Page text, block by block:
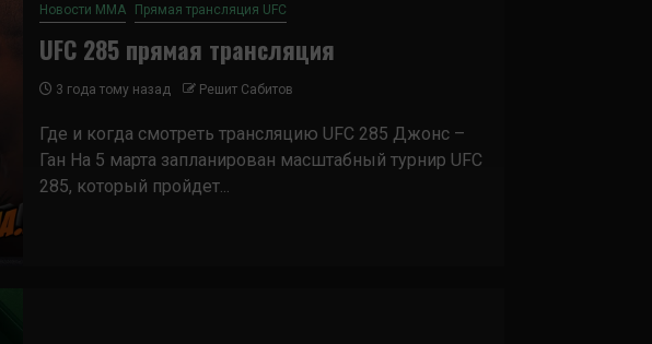
Новости ММА Прямая трансляция UFC
UFC 285 прямая трансляция
3 года тому назад Решит Сабитов
Где и когда смотреть трансляцию UFC 285 Джонс –
Ган На 5 марта запланирован масштабный турнир UFC
285, который пройдет...